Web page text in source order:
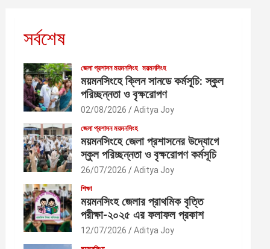
সর্বশেষ
জেলা প্রশাসন ময়মনসিংহ ময়মনসিংহ
ময়মনসিংহে ক্লিন সানডে কর্মসূচি: স্কুল
পরিচ্ছন্নতা ও বৃক্ষরোপণ
02/08/2026 Aditya Joy
জেলা প্রশাসন ময়মনসিংহ
ময়মনসিংহে জেলা প্রশাসনের উদ্যোগে
স্কুল পরিচ্ছন্নতা ও বৃক্ষরোপণ কর্মসূচি
26/07/2026 Aditya Joy
শিক্ষা
ময়মনসিংহ জেলার প্রাথমিক বৃত্তি
পরীক্ষা-২০২৫ এর ফলাফল প্রকাশ
12/07/2026 Aditya Joy